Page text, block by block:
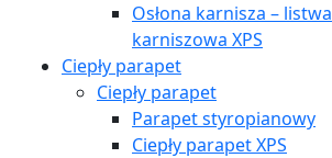
Osłona karnisza – listwa
karniszowa XPS
Ciepły parapet
Ciepły parapet
Parapet styropianowy
Ciepły parapet XPS